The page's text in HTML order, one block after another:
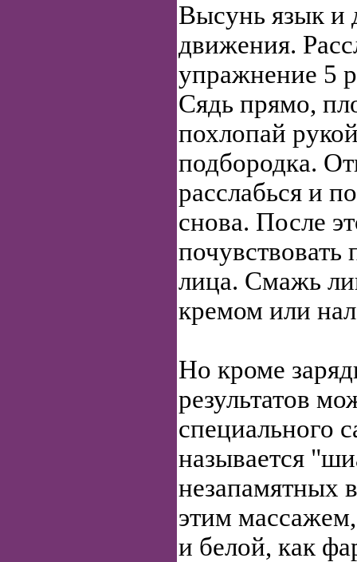
Высунь язык и
движения.
упражнение 5
Сядь прямо,
похлопай
подбородка.
расслабься и
снова. После
почувствовать
лица. Смажь
кремом или
Но кроме
результатов
специального
называется
незапамятных
этим
и белой, как